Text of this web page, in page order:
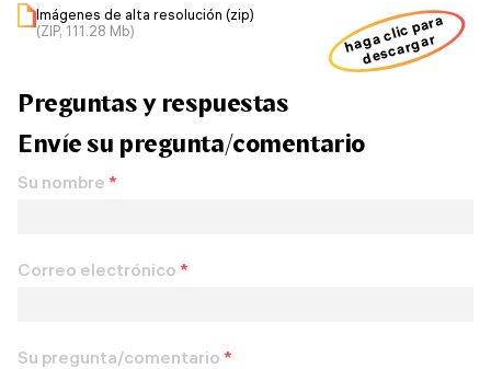
Imágenes de alta resolución (zip)
(ZIP, 111.28 Mb)
haga clic para
descargar
Preguntas y respuestas
Envíe su pregunta/comentario
Su nombre *
Correo electrónico *
Su pregunta/comentario *